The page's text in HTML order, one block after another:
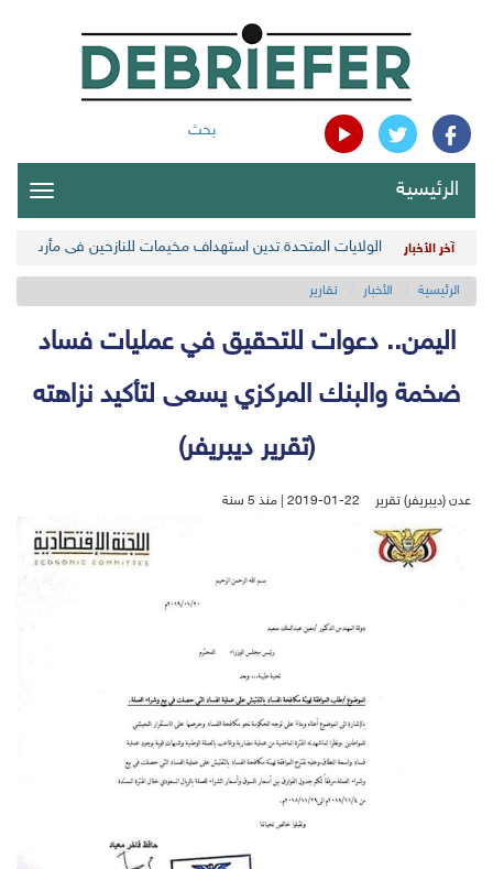
بحث
الرئيسية
آخر الأخبار غروندبرغ يبحث سبل التحضير لعملية سياسية ومعالجة الأولويات
الرئيسية الأخبار تقارير
اليمن.. دعوات للتحقيق في عمليات فساد
ضخمة والبنك المركزي يسعى لتأكيد نزاهته
(تقرير ديبريفر)
عدن (ديبريفر) تقرير 2019-01-22 | منذ 5 سنة